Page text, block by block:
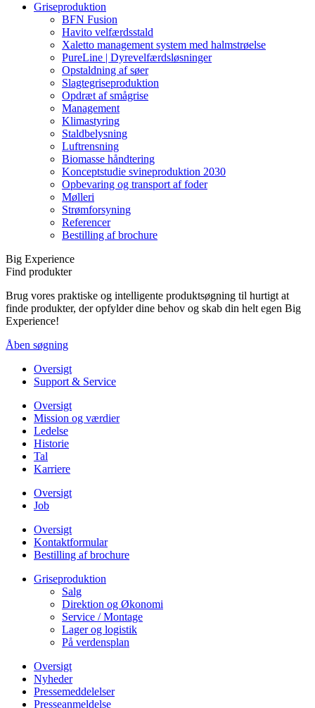
Griseproduktion
BFN Fusion
Havito velfærdsstald
Xaletto management system med halmstrøelse
PureLine | Dyrevelfærdsløsninger
Opstaldning af søer
Slagtegriseproduktion
Opdræt af smågrise
Management
Klimastyring
Staldbelysning
Luftrensning
Biomasse håndtering
Konceptstudie svineproduktion 2030
Opbevaring og transport af foder
Mølleri
Strømforsyning
Referencer
Bestilling af brochure
Big Experience
Find produkter
Brug vores praktiske og intelligente produktsøgning til hurtigt at
finde produkter, der opfylder dine behov og skab din helt egen Big
Experience!
Åben søgning
Oversigt
Support & Service
Oversigt
Mission og værdier
Ledelse
Historie
Tal
Karriere
Oversigt
Job
Oversigt
Kontaktformular
Bestilling af brochure
Griseproduktion
Salg
Direktion og Økonomi
Service / Montage
Lager og logistik
På verdensplan
Oversigt
Nyheder
Pressemeddelelser
Presseanmeldelse